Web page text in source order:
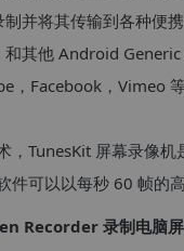
制并将其传输到各种
其他 Android
，Facebook，Vimeo 等
，TunesKit 屏幕录像
可以以每秒 60 帧的
Recorder 录制电脑屏